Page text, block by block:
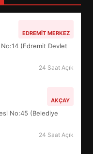
EDREMIT MERKEZ
(Edremit Devlet
24 Saat Açık
AKÇAY
No:45 (Belediye
24 Saat Açık
SÜRE
NEYİ